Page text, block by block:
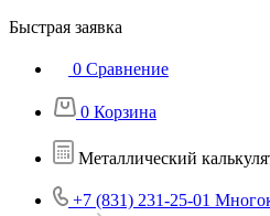
Быстрая заявка
0 Сравнение
0 Корзина
Металлический
+7 (831) 231-25-01